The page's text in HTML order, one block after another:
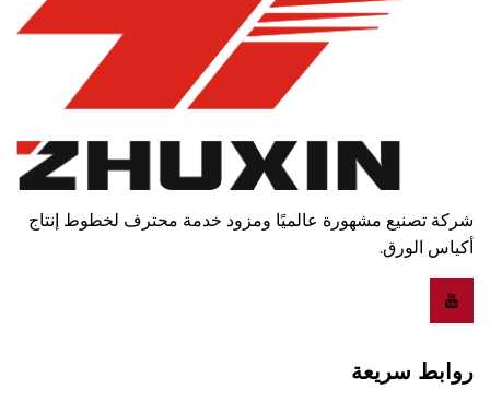
شركة تصنيع مشهورة عالميًا ومزود خدمة محترف لخطوط إنتاج
أكياس الورق.
روابط سريعة